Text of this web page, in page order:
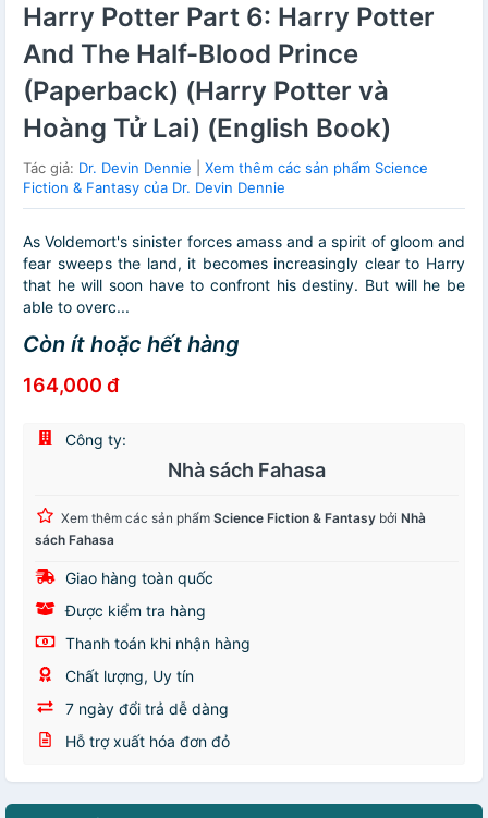
Harry Potter Part 6: Harry Potter
And The Half-Blood Prince
(Paperback) (Harry Potter và
Hoàng Tử Lai) (English Book)
Tác giả: Dr. Devin Dennie
Xem thêm các sản phẩm Science
Fiction & Fantasy của Dr. Devin Dennie
As Voldemort's sinister forces amass and a spirit of gloom and
fear sweeps the land, it becomes increasingly clear to Harry
that he will soon have to confront his destiny. But will he be
able to overc...
Còn ít hoặc hết hàng
164,000 đ
Công ty:
Nhà sách Fahasa
Xem thêm các sản phẩm Science Fiction & Fantasy bởi Nhà
sách Fahasa
Giao hàng toàn quốc
Được kiểm tra hàng
Thanh toán khi nhận hàng
Chất lượng, Uy tín
7 ngày đổi trả dễ dàng
Hỗ trợ xuất hóa đơn đỏ